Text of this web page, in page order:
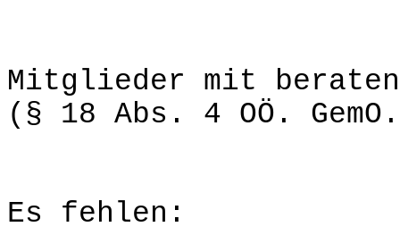
Mitglieder mit
(§ 18 Abs. 4 OÖ.
Es fehlen: